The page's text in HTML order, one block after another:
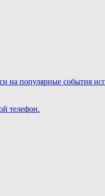
популярные события
телефон.